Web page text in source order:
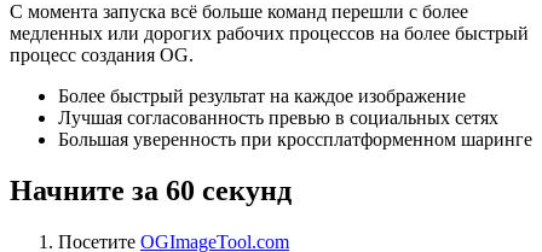
С момента запуска всё больше команд перешли с более
медленных или дорогих рабочих процессов на более быстрый
процесс создания OG.
Более быстрый результат на каждое изображение
Лучшая согласованность превью в социальных сетях
Большая уверенность при кроссплатформенном шаринге
Начните за 60 секунд
Посетите OGImageTool.com